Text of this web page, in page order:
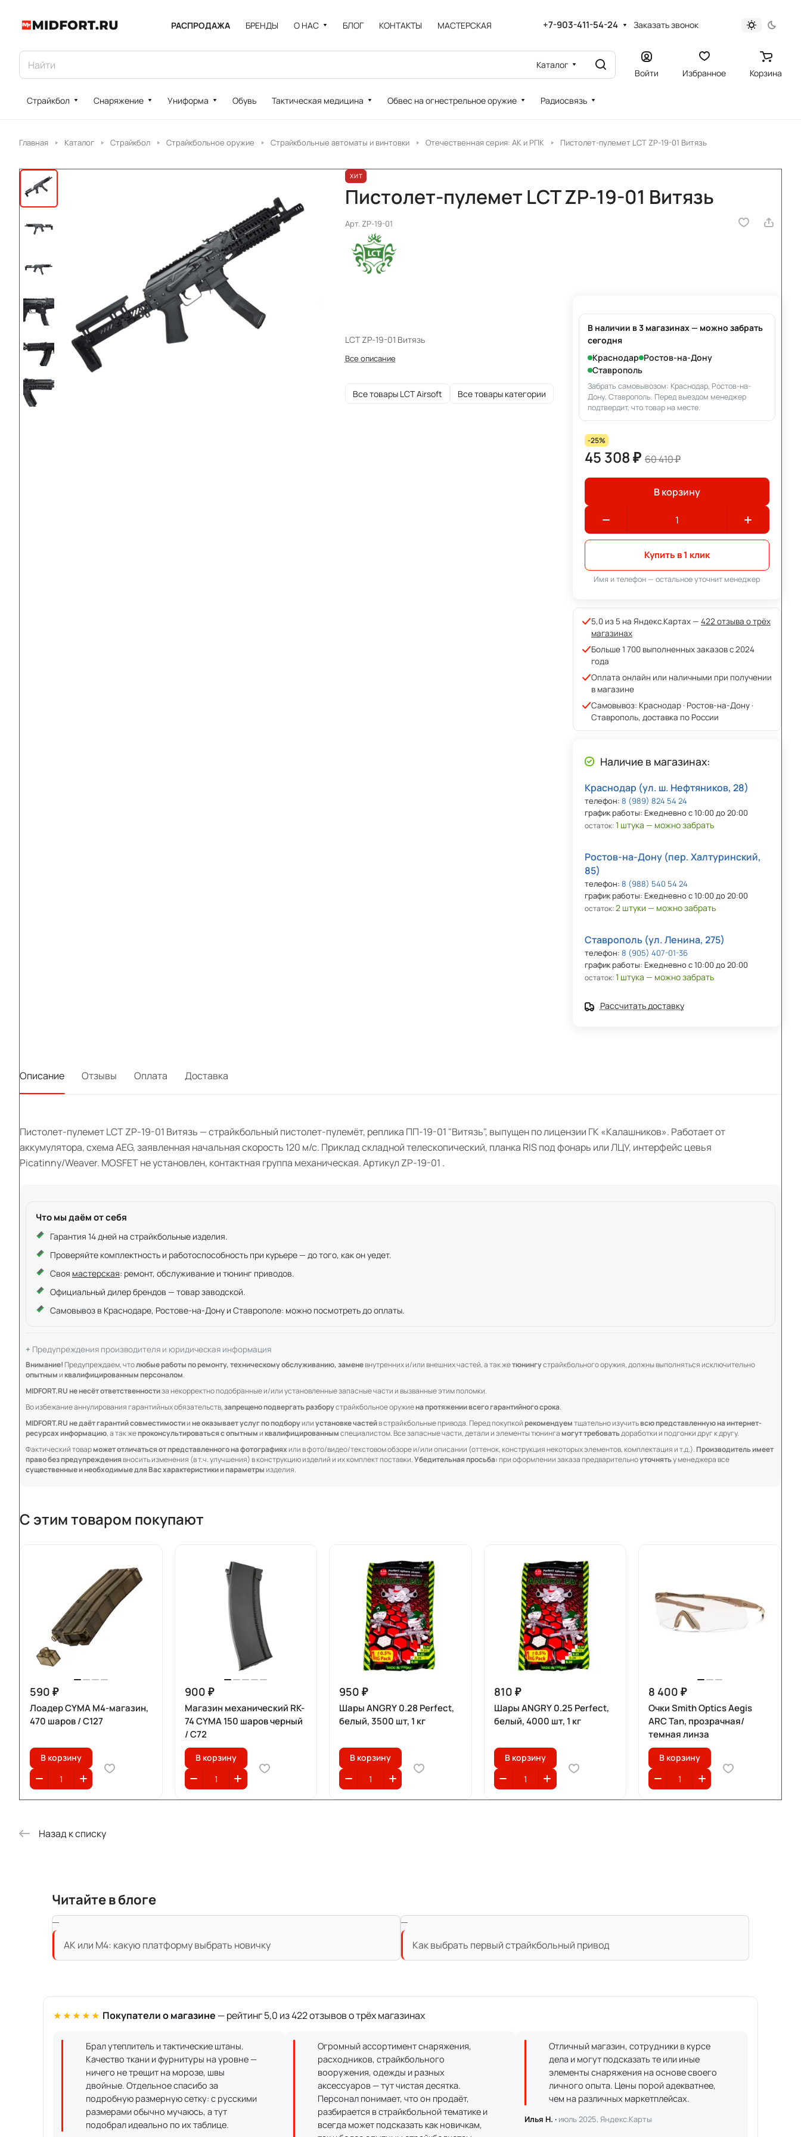
РАСПРОДАЖА БРЕНДЫ О НАС БЛОГ КОНТАКТЫ МАСТЕРСКАЯ +7-903-411-54-24 Заказать звонок
Каталог
Войти Избранное Корзина
Страйкбол Снаряжение Униформа Обувь Тактическая медицина Обвес на огнестрельное оружие Радиосвязь
Главная Каталог Страйкбол Страйкбольное оружие Страйкбольные автоматы и винтовки Отечественная серия: АК и РПК Пистолет-пулемет LCT ZP-19-01 Витязь
ХИТ
Пистолет-пулемет LCT ZP-19-01 Витязь
Арт. ZP-19-01
LCT ZP-19-01 Витязь
Все описание
Все товары LCT Airsoft Все товары категории
В наличии в 3 магазинах — можно забрать
сегодня
Краснодар Ростов-на-Дону
Ставрополь
Забрать самовывозом: Краснодар, Ростов-на-
Дону, Ставрополь. Перед выездом менеджер
подтвердит, что товар на месте.
-25%
45 308 ₽ 60 410 ₽
В корзину
Купить в 1 клик
Имя и телефон — остальное уточнит менеджер
5,0 из 5 на Яндекс.Картах — 422 отзыва о трёх
магазинах
Больше 1 700 выполненных заказов с 2024
года
Оплата онлайн или наличными при получении
в магазине
Самовывоз: Краснодар · Ростов-на-Дону ·
Ставрополь, доставка по России
Наличие в магазинах:
Краснодар (ул. ш. Нефтяников, 28)
телефон: 8 (989) 824 54 24
график работы: Ежедневно с 10:00 до 20:00
остаток:1 штука — можно забрать
Ростов-на-Дону (пер. Халтуринский,
85)
телефон: 8 (988) 540 54 24
график работы: Ежедневно с 10:00 до 20:00
остаток:2 штуки — можно забрать
Ставрополь (ул. Ленина, 275)
телефон: 8 (905) 407-01-36
график работы: Ежедневно с 10:00 до 20:00
остаток:1 штука — можно забрать
Рассчитать доставку
Описание Отзывы Оплата Доставка
Пистолет-пулемет LCT ZP-19-01 Витязь — страйкбольный пистолет-пулемёт, реплика ПП-19-01 "Витязь", выпущен по лицензии ГК «Калашников». Работает от
аккумулятора, схема AEG, заявленная начальная скорость 120 м/с. Приклад складной телескопический, планка RIS под фонарь или ЛЦУ, интерфейс цевья
Picatinny/Weaver. MOSFET не установлен, контактная группа механическая. Артикул ZP-19-01 .
Что мы даём от себя
Гарантия 14 дней на страйкбольные изделия.
Проверяйте комплектность и работоспособность при курьере — до того, как он уедет.
Своя мастерская: ремонт, обслуживание и тюнинг приводов.
Официальный дилер брендов — товар заводской.
Самовывоз в Краснодаре, Ростове-на-Дону и Ставрополе: можно посмотреть до оплаты.
Предупреждения производителя и юридическая информация
Внимание! Предупреждаем, чтолюбые работы по ремонту, техническому обслуживанию, заменевнутренних и/или внешних частей, а так жетюнингустрайкбольного оружия, должны выполняться исключительно
опытнымиквалифицированным персоналом.
MIDFORT.RU не несёт ответственностиза некорректно подобранные и/или установленные запасные части и вызванные этим поломки.
Во избежание аннулирования гарантийных обязательств,запрещено подвергать разборустрайкбольное оружиена протяжении всего гарантийного срока.
MIDFORT.RU не даёт гарантий совместимостиине оказывает услуг по подборуилиустановке частейв страйкбольные привода. Перед покупкойрекомендуемтщательно изучитьвсю представленную на интернет-
ресурсах информацию, а так жепроконсультироваться с опытнымиквалифицированнымспециалистом. Все запасные части, детали и элементы тюнингамогут требоватьдоработки и подгонки друг к другу.
Фактический товарможет отличаться от представленного на фотографияхили в фото/видео/текстовом обзоре и/или описании (оттенок, конструкция некоторых элементов, комплектация и т.д.). Производитель имеет
право без предупреждениявносить изменения (в т.ч. улучшения) в конструкцию изделий и их комплект поставки.Убедительная просьба:при оформлении заказа предварительноуточнятьу менеджера все
существенные и необходимые для Вас характеристики и параметрыизделия.
С этим товаром покупают
590 ₽
Лоадер CYMA M4-магазин,
470 шаров / C127
В корзину
900 ₽
Магазин механический RK-
74 CYMA 150 шаров черный
/ C72
В корзину
950 ₽
Шары ANGRY 0.28 Perfect,
белый, 3500 шт, 1 кг
В корзину
810 ₽
Шары ANGRY 0.25 Perfect,
белый, 4000 шт, 1 кг
В корзину
8 400 ₽
Очки Smith Optics Aegis
ARC Tan, прозрачная/
темная линза
В корзину
Назад к списку
Читайте в блоге
АК или M4: какую платформу выбрать новичку Как выбрать первый страйкбольный привод
★★★★★ Покупатели о магазине — рейтинг 5,0 из 422 отзывов о трёх магазинах
Брал утеплитель и тактические штаны.
Качество ткани и фурнитуры на уровне —
ничего не трещит на морозе, швы
двойные. Отдельное спасибо за
подробную размерную сетку: с русскими
размерами обычно мучаюсь, а тут
подобрал идеально по их таблице.
Огромный ассортимент снаряжения,
расходников, страйкбольного
вооружения, одежды и разных
аксессуаров — тут чистая десятка.
Персонал понимает, что он продаёт,
разбирается в страйкбольной тематике и
всегда может подсказать как новичкам,
Отличный магазин, сотрудники в курсе
дела и могут подсказать те или иные
элементы снаряжения на основе своего
личного опыта. Цены порой адекватнее,
чем на различных маркетплейсах.
Илья Н. · июль 2025, Яндекс.Карты